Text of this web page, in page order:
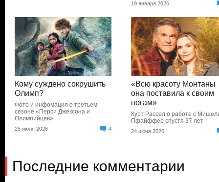
19 января 2026
Кому суждено сокрушить
Олимп?
Фото и инфомация о третьем
сезоне «Перси Джексона и
Олимпийцев»
25 июля 2026 4
«Всю красоту Монтаны
она поставила к своим
ногам»
Курт Рассел о работе с
Пфайффер спустя 37 лет
24 июня 2026
Последние комментарии